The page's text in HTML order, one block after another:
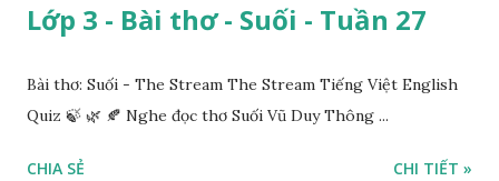
Lớp 3 - Bài thơ - Suối - Tuần 27
Bài thơ: Suối - The Stream The Stream Tiếng Việt English
Quiz 🍃 🌿 🍂 Nghe đọc thơ Suối Vũ Duy Thông ...
CHIA SẺ
CHI TIẾT »